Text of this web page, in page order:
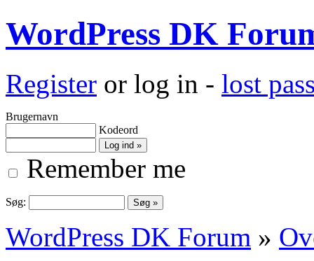
WordPress DK
Register or log in - lost
Brugernavn
Kodeord
Remember me
Søg:
WordPress DK Forum »